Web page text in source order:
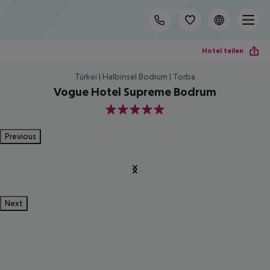
Hotel teilen
Türkei | Halbinsel Bodrum | Torba
Vogue Hotel Supreme Bodrum
5
Previous
Next